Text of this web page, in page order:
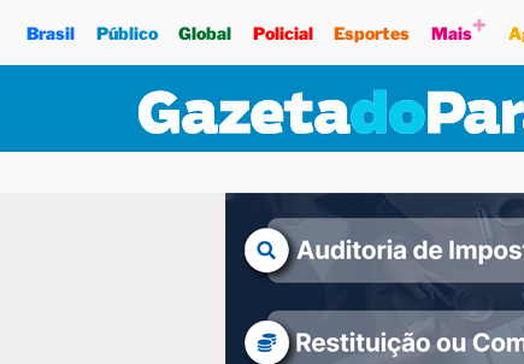
Brasil Público Global Policial Esportes Mais+